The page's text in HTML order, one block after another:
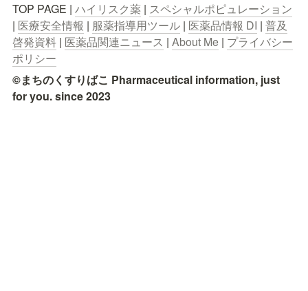
TOP PAGE | ハイリスク薬 | スペシャルポピュレーション
| 医療安全情報 | 服薬指導用ツール | 医薬品情報 DI | 普及
啓発資料 | 医薬品関連ニュース | About Me | プライバシー
ポリシー
©まちのくすりばこ Pharmaceutical information, just
for you. since 2023